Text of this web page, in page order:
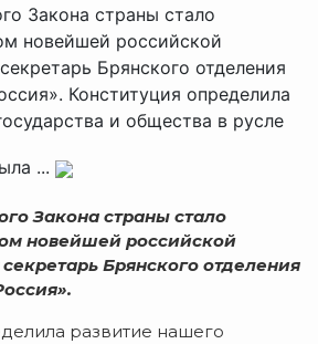
Закона страны стало
новейшей российской
Брянского отделения
Конституция определила
и общества в русле
...
Закона страны стало
новейшей российской
Брянского отделения
развитие нашего